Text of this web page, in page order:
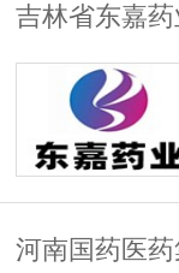
吉林省东嘉
河南国药医